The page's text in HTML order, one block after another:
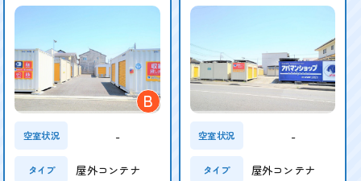
B
空室状況 -
タイプ 屋外コンテナ
空室状況 -
タイプ 屋外コンテナ